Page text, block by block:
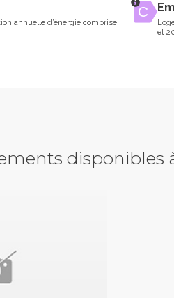
annuelle d’énergie comprise
et
disponibles